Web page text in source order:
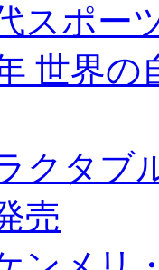
スポー
世界の
クタブ
売